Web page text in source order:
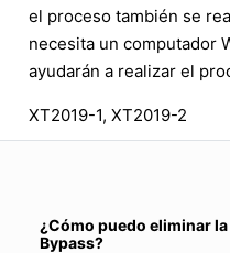
el proceso también se
necesita un computador
ayudarán a realizar el
XT2019-1, XT2019-2
¿Cómo puedo eliminar
Bypass?